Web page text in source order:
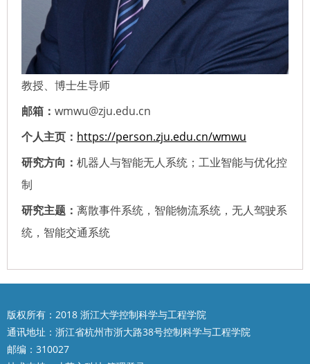
教授、博士生导师
邮箱： wmwu@zju.edu.cn
个人主页： https://person.zju.edu.cn/wmwu
研究方向： 机器人与智能无人系统；工业智能与优化控
制
研究主题： 离散事件系统，智能物流系统，无人驾驶系
统，智能交通系统
版权所有：2018 浙江大学控制科学与工程学院
通讯地址：浙江省杭州市浙大路38号控制科学与工程学院
邮编：310027